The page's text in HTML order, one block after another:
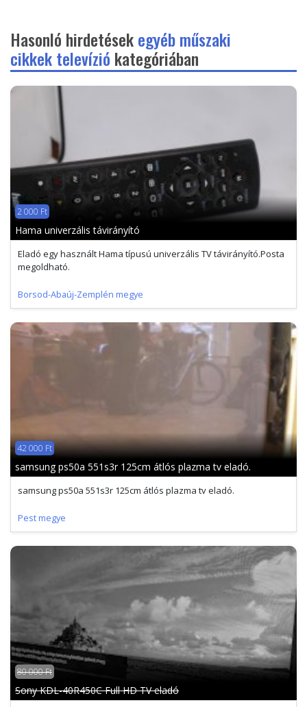
Hasonló hirdetésekegyéb műszaki
cikkek televízió kategóriában
2 000 Ft
Hama univerzális távirányító
Eladó egy használt Hama típusú univerzális TV távirányító.Posta
megoldható.
Borsod-Abaúj-Zemplén megye
42 000 Ft
samsung ps50a 551s3r 125cm átlós plazma tv eladó.
samsung ps50a 551s3r 125cm átlós plazma tv eladó.
Pest megye
80 000 Ft
Sony KDL-40R450C Full HD TV eladó